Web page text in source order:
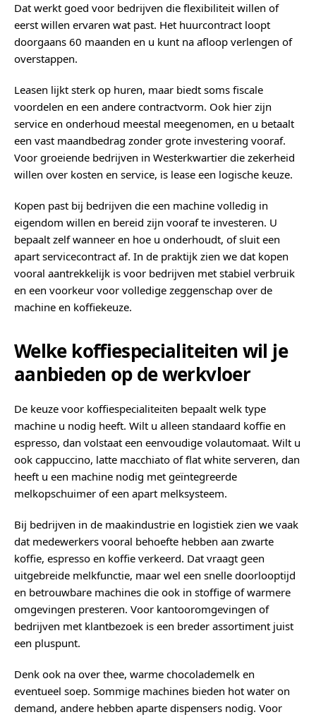
Dat werkt goed voor bedrijven die flexibiliteit willen of
eerst willen ervaren wat past. Het huurcontract loopt
doorgaans 60 maanden en u kunt na afloop verlengen of
overstappen.
Leasen lijkt sterk op huren, maar biedt soms fiscale
voordelen en een andere contractvorm. Ook hier zijn
service en onderhoud meestal meegenomen, en u betaalt
een vast maandbedrag zonder grote investering vooraf.
Voor groeiende bedrijven in Westerkwartier die zekerheid
willen over kosten en service, is lease een logische keuze.
Kopen past bij bedrijven die een machine volledig in
eigendom willen en bereid zijn vooraf te investeren. U
bepaalt zelf wanneer en hoe u onderhoudt, of sluit een
apart servicecontract af. In de praktijk zien we dat kopen
vooral aantrekkelijk is voor bedrijven met stabiel verbruik
en een voorkeur voor volledige zeggenschap over de
machine en koffiekeuze.
Welke koffiespecialiteiten wil je
aanbieden op de werkvloer
De keuze voor koffiespecialiteiten bepaalt welk type
machine u nodig heeft. Wilt u alleen standaard koffie en
espresso, dan volstaat een eenvoudige volautomaat. Wilt u
ook cappuccino, latte macchiato of flat white serveren, dan
heeft u een machine nodig met geïntegreerde
melkopschuimer of een apart melksysteem.
Bij bedrijven in de maakindustrie en logistiek zien we vaak
dat medewerkers vooral behoefte hebben aan zwarte
koffie, espresso en koffie verkeerd. Dat vraagt geen
uitgebreide melkfunctie, maar wel een snelle doorlooptijd
en betrouwbare machines die ook in stoffige of warmere
omgevingen presteren. Voor kantooromgevingen of
bedrijven met klantbezoek is een breder assortiment juist
een pluspunt.
Denk ook na over thee, warme chocolademelk en
eventueel soep. Sommige machines bieden hot water on
demand, andere hebben aparte dispensers nodig. Voor